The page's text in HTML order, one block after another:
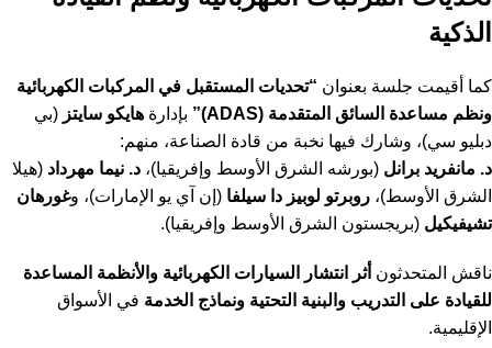
الذكية
كما أقيمت جلسة بعنوان “تحديات المستقبل في المركبات الكهربائية
ونظم مساعدة السائق المتقدمة (ADAS)”
بإدارة هايكو سايتز (بي
دبليو سي)، وشارك فيها نخبة من قادة الصناعة، منهم:
د. مانفريد برانل (بورشه الشرق الأوسط وإفريقيا)، د. نيما مهرداد (هيلا
الشرق الأوسط)، روبرتو لوبيز دا سيلفا (إن آي يو الإمارات)، وغورهان
تشيفيكيل (بريجستون الشرق الأوسط وإفريقيا).
ناقش المتحدثون أثر انتشار السيارات الكهربائية والأنظمة المساعدة
للقيادة على التدريب والبنية التحتية ونماذج الخدمة في الأسواق
الإقليمية.